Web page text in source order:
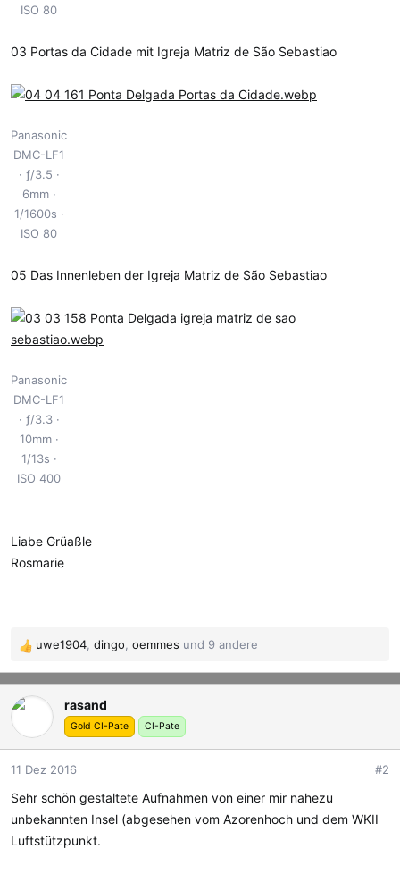
ISO 80
03 Portas da Cidade mit Igreja Matriz de São Sebastiao
Panasonic
DMC-LF1
ƒ/3.5
6mm
1/1600s
ISO 80
05 Das Innenleben der Igreja Matriz de São Sebastiao
Panasonic
DMC-LF1
ƒ/3.3
10mm
1/13s
ISO 400
Liabe Grüaßle
Rosmarie
R
e
a
k
n
e
uwe1904 dingo oemmes und 9 andere
rasand
Gold CI-Pate CI-Pate
11 Dez 2016 #2
Sehr schön gestaltete Aufnahmen von einer mir nahezu
unbekannten Insel (abgesehen vom Azorenhoch und dem WKII
Luftstützpunkt.